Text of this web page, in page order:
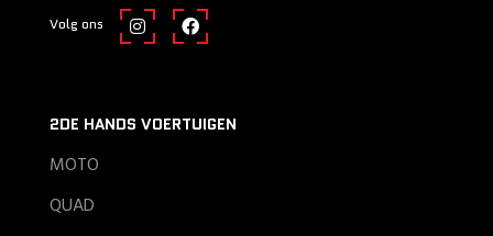
Volg ons
2DE HANDS VOERTUIGEN
MOTO
QUAD